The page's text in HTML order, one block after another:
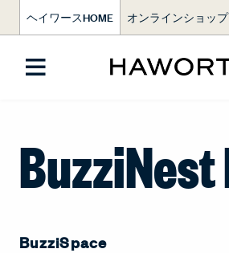
ヘイワースHOME オンラインショップ
BuzziSpace